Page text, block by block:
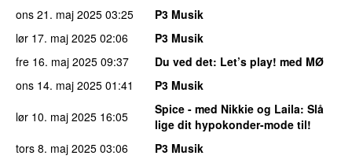
ons 21. maj 2025 03:25
P3 Musik
lør 17. maj 2025 02:06
P3 Musik
fre 16. maj 2025 09:37 Du ved det: Let’s play! med MØ
ons 14. maj 2025 01:41
P3 Musik
lør 10. maj 2025 16:05 Spice - med Nikkie og Laila: Slå
lige dit hypokonder-mode til!
tors 8. maj 2025 03:06
P3 Musik